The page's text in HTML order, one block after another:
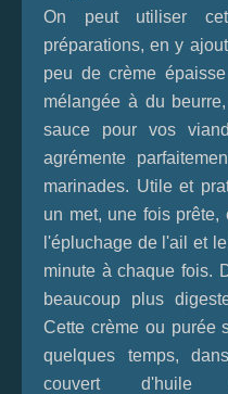
On peut utiliser
préparations, en y
peu de crème
mélangée à du
sauce pour vos
agrémente
marinades. Utile et
un met, une fois
l'épluchage de l'ail et
minute à chaque fois.
beaucoup plus
Cette crème ou purée
quelques temps,
couvert d'huile